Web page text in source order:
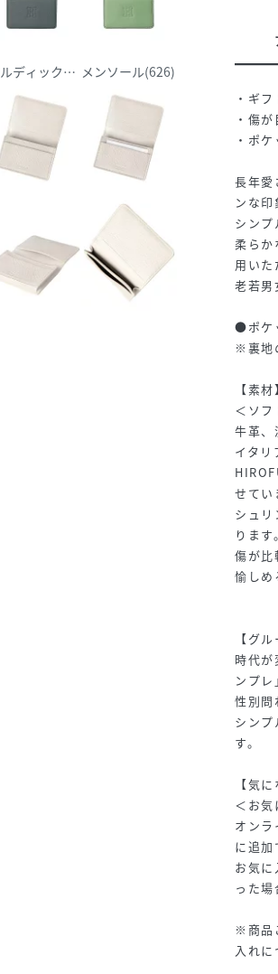
ディックブルー(612)
メンソール(626)
・ギ
・傷
・ポ
長年愛
ンな印
シンプ
柔らか
用いた
老若男
●ポケ
※裏地
【素材】
＜ソフ
牛革、
イタリ
せてい
シュ
ります。
傷が比
愉しめ
【グ
時代
ンプレ
性別問
シン
す。
【気
＜お気
オン
に追加
お気
った場
※商品
入れ